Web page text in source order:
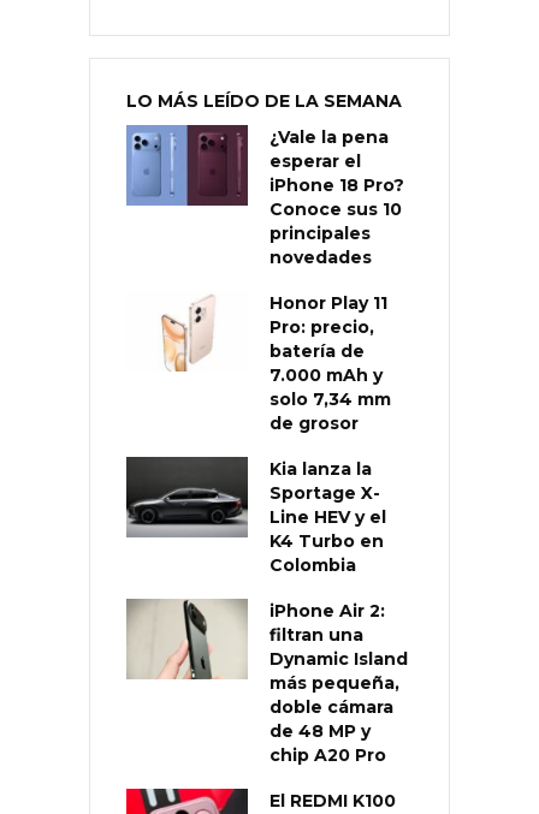
LO MÁS LEÍDO DE LA SEMANA
¿Vale la pena
esperar el
iPhone 18 Pro?
Conoce sus 10
principales
novedades
Honor Play 11
Pro: precio,
batería de
7.000 mAh y
solo 7,34 mm
de grosor
Kia lanza la
Sportage X-
Line HEV y el
K4 Turbo en
Colombia
iPhone Air 2:
filtran una
Dynamic Island
más pequeña,
doble cámara
de 48 MP y
chip A20 Pro
El REDMI K100